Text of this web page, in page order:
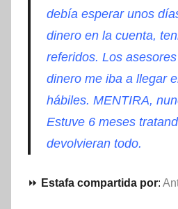
debía esperar unos
dinero en la cuenta,
referidos. Los
dinero me iba a llegar
hábiles. MENTIRA,
Estuve 6 meses
devolvieran todo.
⏩ Estafa compartida por: